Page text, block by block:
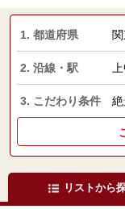
1. 都道府県
2. 沿線・駅
3. こだわり条件
リストから